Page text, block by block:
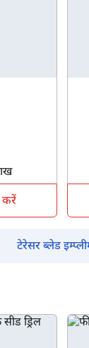
करें
टेरेसर ब्लेड
जानकारी हमारे